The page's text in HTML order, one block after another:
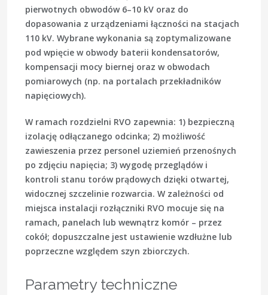
pierwotnych obwodów 6–10 kV oraz do
dopasowania z urządzeniami łączności na stacjach
110 kV. Wybrane wykonania są zoptymalizowane
pod wpięcie w obwody baterii kondensatorów,
kompensacji mocy biernej oraz w obwodach
pomiarowych (np. na portalach przekładników
napięciowych).
W ramach rozdzielni RVO zapewnia: 1) bezpieczną
izolację odłączanego odcinka; 2) możliwość
zawieszenia przez personel uziemień przenośnych
po zdjęciu napięcia; 3) wygodę przeglądów i
kontroli stanu torów prądowych dzięki otwartej,
widocznej szczelinie rozwarcia. W zależności od
miejsca instalacji rozłączniki RVO mocuje się na
ramach, panelach lub wewnątrz komór – przez
cokół; dopuszczalne jest ustawienie wzdłużne lub
poprzeczne względem szyn zbiorczych.
Parametry techniczne